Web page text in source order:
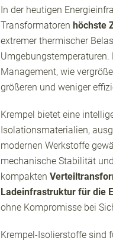
In der heutigen
Transformatoren höchste
extremer thermischer
Management, wie
größeren und weniger
Krempel bietet eine
Isolationsmaterialien,
modernen Werkstoffe
mechanische Stabilität
kompakten
Ladeinfrastruktur für die
ohne Kompromisse bei
Krempel-Isolierstoffe sind